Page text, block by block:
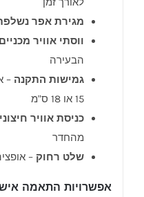
מגירת אפר
ווסתי אוויר מכניים
הבעירה
גמישות התקנה –
15 או 18 ס"מ
כניסת אוויר
מהחדר
שלט רחוק –
אפשרויות התאמה